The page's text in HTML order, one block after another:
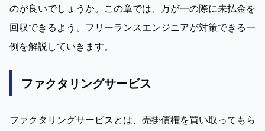
のが良いでしょうか。この章では、万が一の際に未払金を
回収できるよう、フリーランスエンジニアが対策できる一
例を解説していきます。
ファクタリングサービス
ファクタリングサービスとは、売掛債権を買い取ってもら